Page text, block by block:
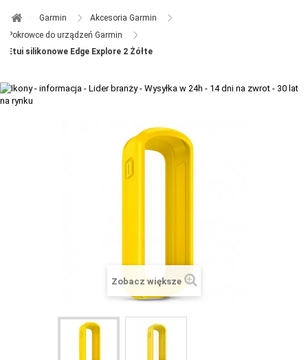
ZEGARKI DO BIEGANIA
ZEGARKI DLA DZIECI GARMIN
+
TACX
ELITE
Garmin ​
Akcesoria Garmin ​
Pokrowce do urządzeń Garmin ​
Etui silikonowe Edge Explore 2 Żółte
Zobacz większe